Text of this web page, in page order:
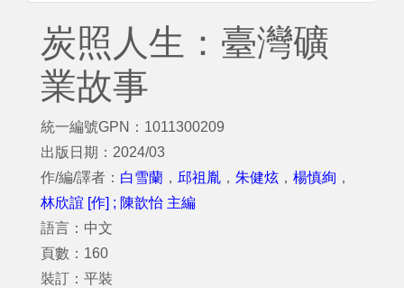
炭照人生：臺灣礦
業故事
統一編號GPN：1011300209
出版日期：2024/03
作/編/譯者： 白雪蘭 ， 邱祖胤 ， 朱健炫 ， 楊慎絢 ，
林欣誼 [作] ; 陳歆怡 主編
語言：中文
頁數：160
裝訂：平裝